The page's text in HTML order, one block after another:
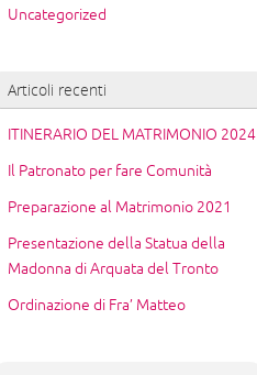
Uncategorized
Articoli recenti
ITINERARIO DEL MATRIMONIO 2024
Il Patronato per fare Comunità
Preparazione al Matrimonio 2021
Presentazione della Statua della
Madonna di Arquata del Tronto
Ordinazione di Fra’ Matteo